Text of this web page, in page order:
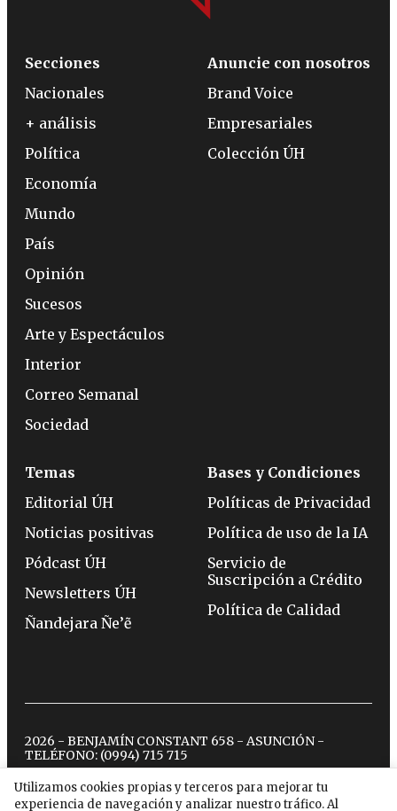
Utilizamos cookies propias y terceros para mejorar tu
experiencia de navegación y analizar nuestro tráfico. Al
Secciones
Nacionales
+ análisis
Política
Economía
Mundo
País
Opinión
Sucesos
Arte y Espectáculos
Interior
Correo Semanal
Sociedad
Anuncie con nosotros
Brand Voice
Empresariales
Colección ÚH
Temas
Editorial ÚH
Noticias positivas
Pódcast ÚH
Newsletters ÚH
Ñandejara Ñe’ẽ
Bases y Condiciones
Políticas de Privacidad
Política de uso de la IA
Servicio de
Suscripción a Crédito
Política de Calidad
2026 - BENJAMÍN CONSTANT 658 - ASUNCIÓN -
TELÉFONO: (0994) 715 715